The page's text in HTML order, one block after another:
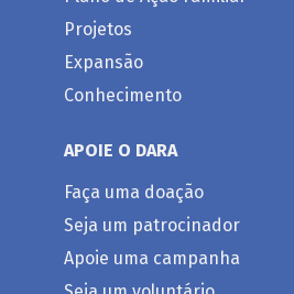
Projetos
Expansão
Conhecimento
APOIE O DARA
Faça uma doação
Seja um patrocinador
Apoie uma campanha